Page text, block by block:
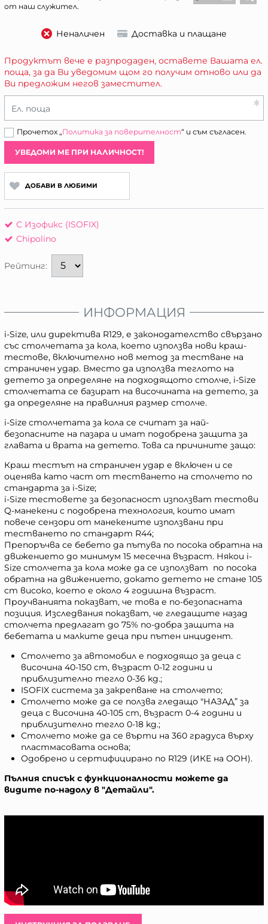
от наш служител.
Неналичен Доставка и плащане
Продуктът вече е разпродаден, оставете Вашата ел.
поща, за да Ви уведомим щом го получим отново или да
Ви предложим негов заместител.
Ел. поща
Прочетох „Политика за поверителност“ и съм съгласен.
УВЕДОМИ МЕ ПРИ НАЛИЧНОСТ!
ДОБАВИ В ЛЮБИМИ
С Изофикс (ISOFIX)
Chipolino
Рейтинг:
ИНФОРМАЦИЯ
i-Size, или директива R129, е законодателство свързано
със столчетата за кола, което използва нови краш-
тестове, включително нов метод за тестване на
страничен удар. Вместо да използва теглото на
детето за определяне на подходящото столче, i-Size
столчетата се базират на височината на детето, за
да определяне на правилния размер столче.
i-Size столчетата за кола се считат за най-
безопасните на пазара и имат подобрена защита за
главата и врата на детето. Това са причините защо:
Краш тестът на страничен удар е включен и се
оценява като част от тестването на столчето по
стандарта за i-Size;
i-Size тестовете за безопасност използват тестови
Q-манекени с подобрена технология, които имат
повече сензори от манекените използвани при
тестването по стандарт R44;
Препоръчва се бебето да пътува по посока обратна на
движението до минимум 15 месечна възраст. Някои i-
Size столчета за кола може да се използват по посока
обратна на движението, докато детето не стане 105
cm високо, което е около 4 годишна възраст.
Проучванията показват, че това е по-безопасната
позиция. Изследвания показват, че гледащите назад
столчета предлагат до 75% по-добра защита на
бебетата и малките деца при пътен инцидент.
Столчето за автомобил е подходящо за деца с
височина 40-150 cm, възраст 0-12 години и
приблизително тегло 0-36 kg.;
ISOFIX система за закрепване на столчето;
Столчето може да се ползва гледащо "НАЗАД” за
деца с височина 40-105 cm, възраст 0-4 години и
приблизително тегло 0-18 kg.;
Столчето може да се върти на 360 градуса върху
пластмасовата основа;
Одобрено и сертифицирано по R129 (ИКЕ на ООН).
Пълния списък с функционалности можете да
видите по-надолу в "Детайли".